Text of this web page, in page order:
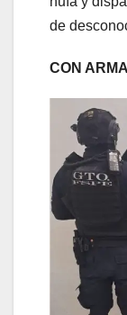
de
CON